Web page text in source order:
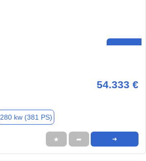
54.333 €
280 kw (381 PS)
★ ➦ ➜